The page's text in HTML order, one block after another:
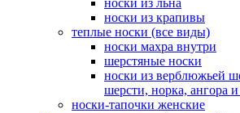
носки из крапивы
теплые носки (все виды)
носки махра внутри
шерстяные носки
носки из верблюжьей
шерсти, норка, ангора и
носки-тапочки женские